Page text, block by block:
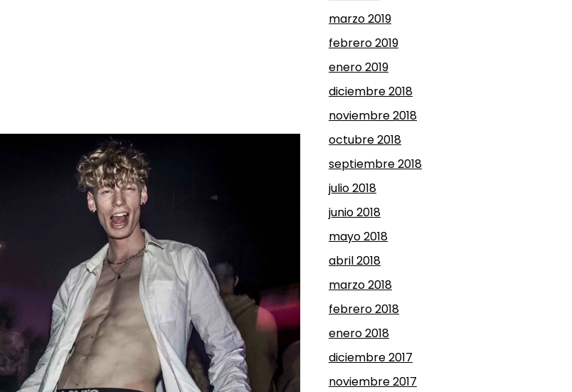
marzo 2019
febrero 2019
enero 2019
diciembre 2018
noviembre 2018
octubre 2018
septiembre 2018
julio 2018
junio 2018
mayo 2018
abril 2018
marzo 2018
febrero 2018
enero 2018
diciembre 2017
noviembre 2017